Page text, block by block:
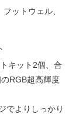
ットウェル、
キット2個、合
RGB超高輝度
でよりしっかり